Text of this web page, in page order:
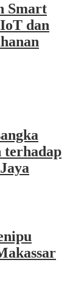
Smart
dan
terhadap